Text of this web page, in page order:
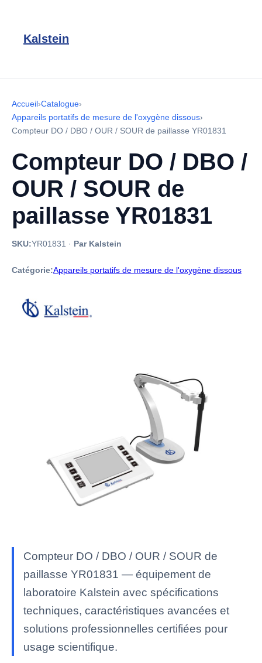
Kalstein
Accueil›Catalogue›
Appareils portatifs de mesure de l'oxygène dissous›
Compteur DO / DBO / OUR / SOUR de paillasse YR01831
Compteur DO / DBO /
OUR / SOUR de
paillasse YR01831
SKU:YR01831 · Par Kalstein
Catégorie:Appareils portatifs de mesure de l'oxygène dissous
Compteur DO / DBO / OUR / SOUR de
paillasse YR01831 — équipement de
laboratoire Kalstein avec spécifications
techniques, caractéristiques avancées et
solutions professionnelles certifiées pour
usage scientifique.